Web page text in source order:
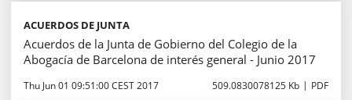
ACUERDOS DE JUNTA
Acuerdos de la Junta de Gobierno del Colegio de la
Abogacía de Barcelona de interés general - Junio 2017
Thu Jun 01 09:51:00 CEST 2017 509.0830078125 Kb PDF